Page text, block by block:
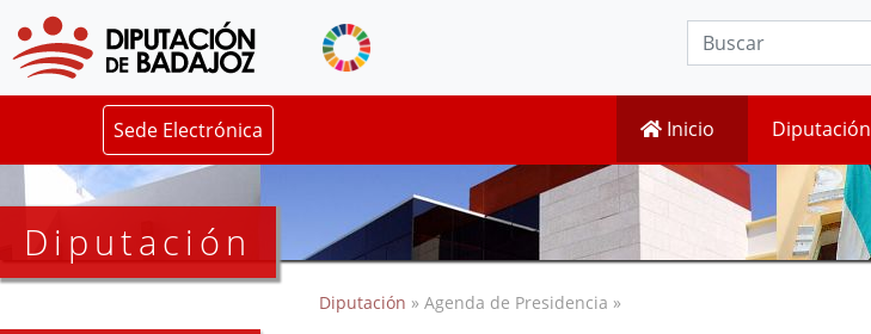
Sede Electrónica Inicio Diputación
Diputación
Diputación » Agenda de Presidencia »